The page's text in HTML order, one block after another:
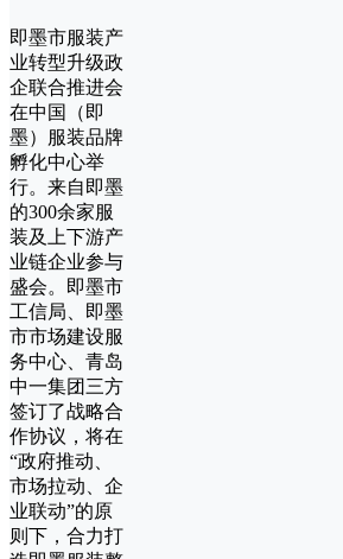
即墨市服装产
业转型升级政
企联合推进会
在中国（即
墨）服装品牌
孵化中心举
行。来自即墨
的300余家服
装及上下游产
业链企业参与
盛会。即墨市
工信局、即墨
市市场建设服
务中心、青岛
中一集团三方
签订了战略合
作协议，将在
“政府推动、
市场拉动、企
业联动”的原
则下，合力打